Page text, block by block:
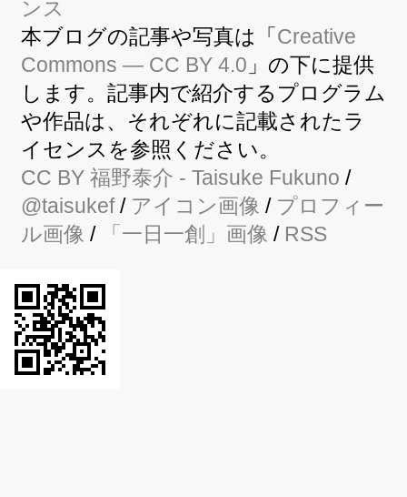
本ブログの記事や写真は「 Creative
Commons — CC BY 4.0 」の下に提供
します。記事内で紹介するプログラム
や作品は、それぞれに記載されたラ
イセンスを参照ください。
CC BY 福野泰介 - Taisuke Fukuno /
@taisukef/ アイコン画像 / プロフィー
ル画像 / 「一日一創」画像 / RSS